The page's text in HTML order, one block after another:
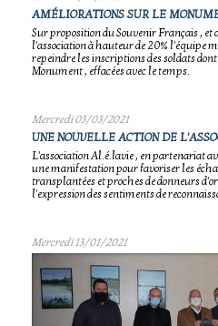
AMÉLIORATIONS SUR LE
Sur proposition du Souvenir Français ,
l'association à hauteur de 20% l'équipe
repeindre les inscriptions des soldats
Monument , effacées avec le temps.
Mercredi 03/03/2021
UNE NOUVELLE ACTION DE
L'association Al.é.lavie , en partenariat
une manifestation pour favoriser les
transplantées et proches de donneurs
l'expression des sentiments de
Mercredi 13/01/2021